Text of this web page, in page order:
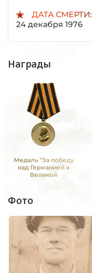
ДАТА СМЕРТИ:
24 декабря 1976
Награды
Медаль "За победу
над Германией в
Великой
Фото